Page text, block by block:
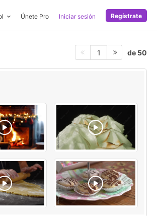
Únete Pro Iniciar sesión Regístrate
1 de 50